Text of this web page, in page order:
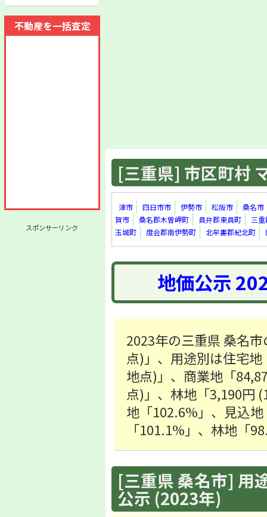
不動産を一括査定
スポンサーリンク
[三重県] 市区町村
津市 四日市市 伊勢市 松阪市
桑名市
賀市
桑名郡木曽岬町 員弁郡東員町
三
玉城町
度会郡南伊勢町 北牟婁郡紀北町
地価公示
2023年の三重県 桑名
点)」、用途別は住宅
地点)」、商業地「
点)」、林地「3,190円
地「102.6%」、見込
「101.1%」、林地「
[三重県 桑名市] 用
公示 (2023年)